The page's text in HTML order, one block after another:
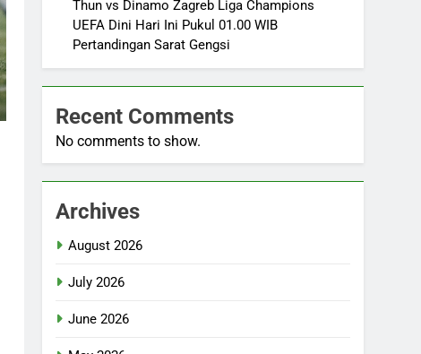
Thun vs Dinamo Zagreb Liga Champions
UEFA Dini Hari Ini Pukul 01.00 WIB
Pertandingan Sarat Gengsi
Recent Comments
No comments to show.
Archives
August 2026
July 2026
June 2026